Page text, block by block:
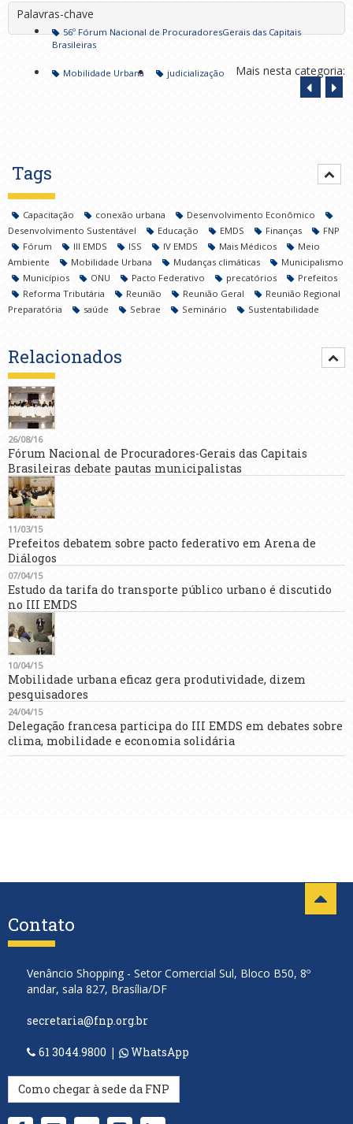
Palavras-chave
56º Fórum Nacional de ProcuradoresGerais das Capitais
Brasileiras
Mobilidade Urbana judicialização Mais nesta categoria:
Tags
Capacitação conexão urbana
Desenvolvimento Econômico
Desenvolvimento Sustentável
Educação EMDS Finanças
FNP
Fórum
III EMDS ISS IV EMDS Mais Médicos
Meio
Ambiente
Mobilidade Urbana Mudanças climáticas
Municipalismo
Municípios
ONU Pacto Federativo precatórios
Prefeitos
Reforma Tributária
Reunião Reunião Geral
Reunião Regional
Preparatória
saúde Sebrae Seminário Sustentabilidade
Relacionados
26/08/16
Fórum Nacional de Procuradores-Gerais das Capitais
Brasileiras debate pautas municipalistas
11/03/15
Prefeitos debatem sobre pacto federativo em Arena de
Diálogos
07/04/15
Estudo da tarifa do transporte público urbano é discutido
no III EMDS
10/04/15
Mobilidade urbana eficaz gera produtividade, dizem
pesquisadores
24/04/15
Delegação francesa participa do III EMDS em debates sobre
clima, mobilidade e economia solidária
Contato
Venâncio Shopping - Setor Comercial Sul, Bloco B50, 8º
andar, sala 827, Brasília/DF
secretaria@fnp.org.br
61 3044.9800 | WhatsApp
Como chegar à sede da FNP